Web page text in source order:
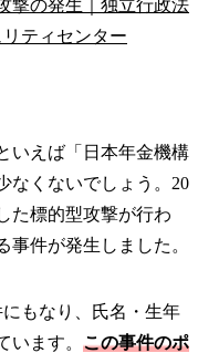
撃の発生｜独立行政法
ティセンター
いえば「日本年金機構
なくないでしょう。20
た標的型攻撃が行わ
件が発生しました。
もなり、氏名・生年
います。 この事件のポ